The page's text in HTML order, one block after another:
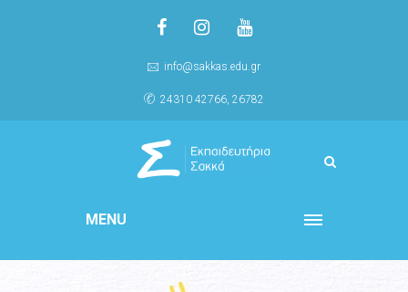
info@sakkas.edu.gr
24310 42766, 26782
MENU